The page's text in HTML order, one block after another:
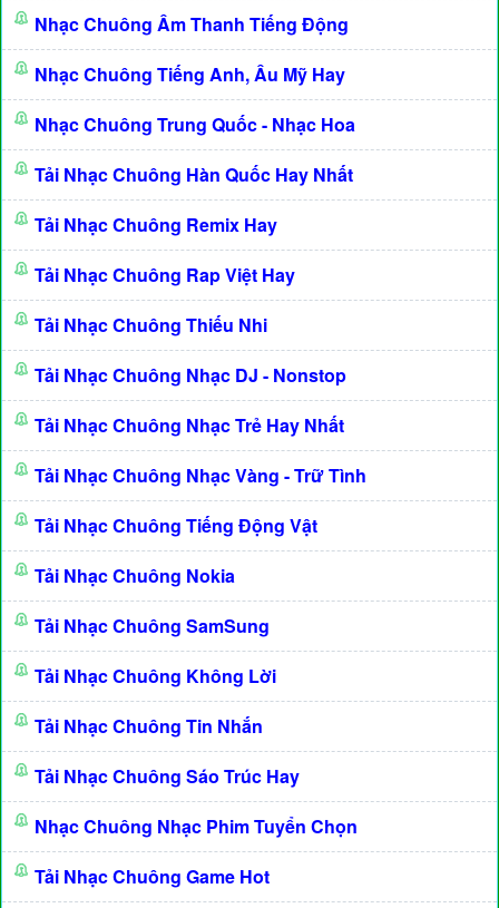
Nhạc Chuông Âm Thanh Tiếng Động
Nhạc Chuông Tiếng Anh, Âu Mỹ Hay
Nhạc Chuông Trung Quốc - Nhạc Hoa
Tải Nhạc Chuông Hàn Quốc Hay Nhất
Tải Nhạc Chuông Remix Hay
Tải Nhạc Chuông Rap Việt Hay
Tải Nhạc Chuông Thiếu Nhi
Tải Nhạc Chuông Nhạc DJ - Nonstop
Tải Nhạc Chuông Nhạc Trẻ Hay Nhất
Tải Nhạc Chuông Nhạc Vàng - Trữ Tình
Tải Nhạc Chuông Tiếng Động Vật
Tải Nhạc Chuông Nokia
Tải Nhạc Chuông SamSung
Tải Nhạc Chuông Không Lời
Tải Nhạc Chuông Tin Nhắn
Tải Nhạc Chuông Sáo Trúc Hay
Nhạc Chuông Nhạc Phim Tuyển Chọn
Tải Nhạc Chuông Game Hot